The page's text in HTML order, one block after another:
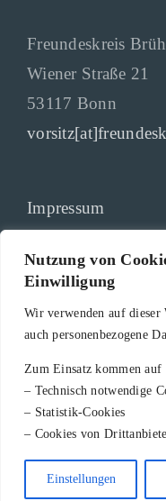
Nutzung von
Einwilligung
Wir verwenden auf dieser
auch personenbezogene
Zum Einsatz kommen auf
– Technisch notwendige
– Statistik-Cookies
– Cookies von
Einstellungen
Freundeskreis
Wiener Straße 21
53117 Bonn
Impressum
Datenschutz